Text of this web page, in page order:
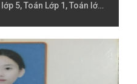
5, Toán Lớp 1, Toán lớp